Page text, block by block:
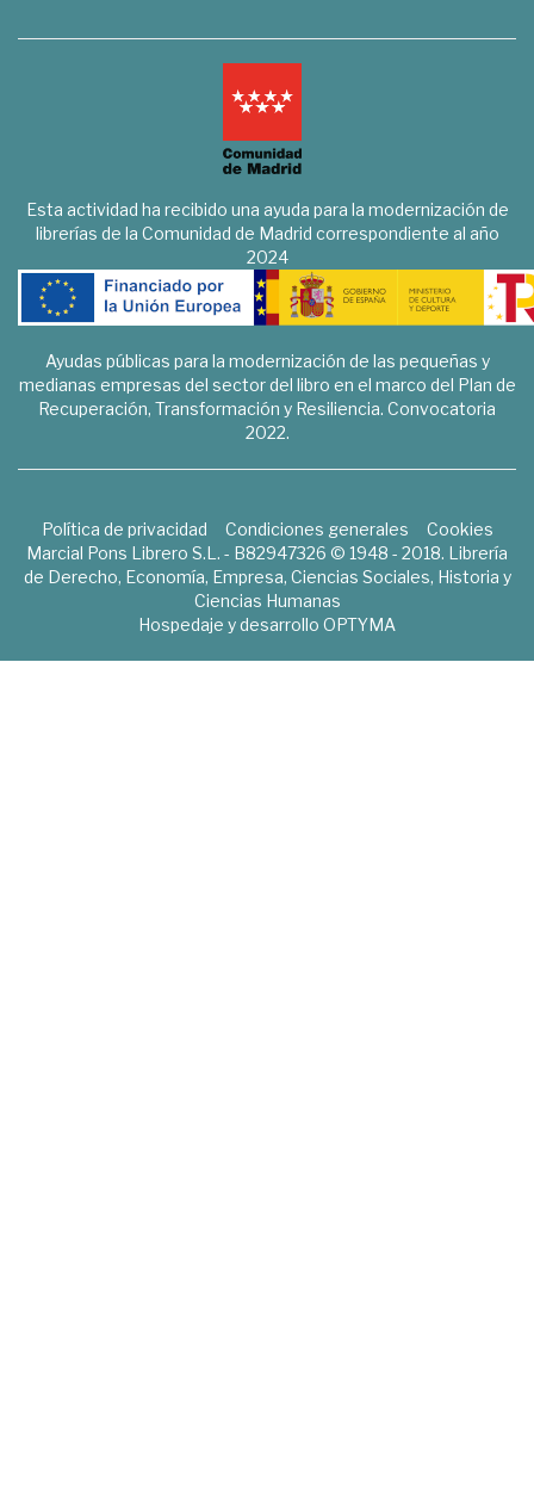
Esta actividad ha recibido una ayuda para la modernización de
librerías de la Comunidad de Madrid correspondiente al año
2024
Ayudas públicas para la modernización de las pequeñas y
medianas empresas del sector del libro en el marco del Plan de
Recuperación, Transformación y Resiliencia. Convocatoria
2022.
Política de privacidad Condiciones generales
Cookies
Marcial Pons Librero S.L. - B82947326 © 1948 - 2018. Librería
de Derecho, Economía, Empresa, Ciencias Sociales, Historia y
Ciencias Humanas
Hospedaje y desarrollo OPTYMA